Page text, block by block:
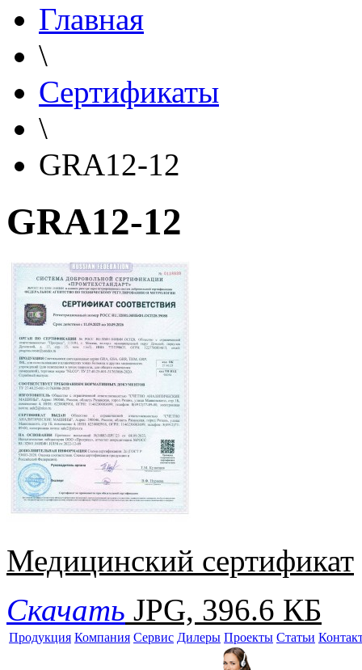
Главная
\
Сертификаты
\
GRA12-12
GRA12-12
Медицинский сертификат
Скачать JPG, 396.6 КБ
Продукция Компания Сервис Дилеры Проекты Статьи